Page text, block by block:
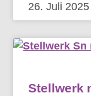
26. Juli 2025
Stellwerk